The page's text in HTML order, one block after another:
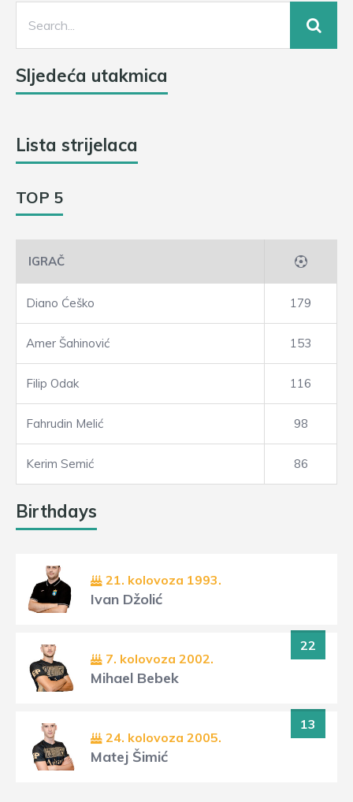
Sljedeća utakmica
Lista strijelaca
TOP 5
IGRAČ
Diano Ćeško 179
Amer Šahinović 153
Filip Odak 116
Fahrudin Melić 98
Kerim Semić 86
Birthdays
21. kolovoza 1993.
Ivan Džolić
22
7. kolovoza 2002.
Mihael Bebek
13
24. kolovoza 2005.
Matej Šimić